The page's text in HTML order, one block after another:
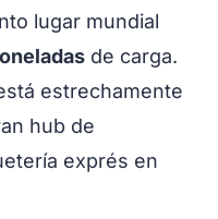
lugar mundial
de carga.
estrechamente
hub de
exprés en